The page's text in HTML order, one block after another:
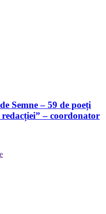
Semne – 59 de poeți
– coordonator